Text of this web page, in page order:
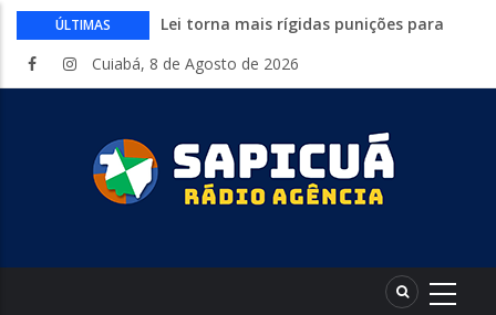
ÚLTIMAS
Lei torna mais rígidas punições para
CAIXA e iFood facilitam financiamento
Circuito Fazenda Rosa estreia na
Exposul com imersão de mulheres nas
atividades do agronegócio
Começa nesta sexta-feira em Cuiabá o
Cuiabá, 8 de Agosto de 2026